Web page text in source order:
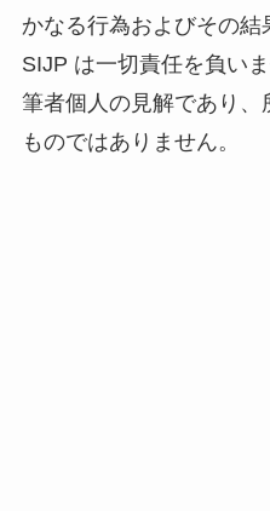
かなる行為およびその
SIJP は一切責任を負い
筆者個人の見解であり、
ものではありません。